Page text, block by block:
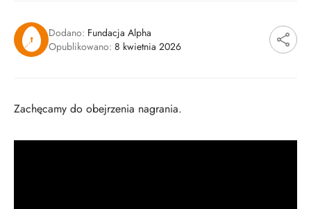
Dodano: Fundacja Alpha
Opublikowano: 8 kwietnia 2026
Zachęcamy do obejrzenia nagrania.